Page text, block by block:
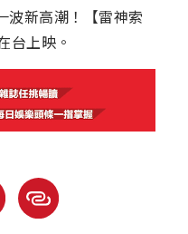
波新高潮！【雷神索
台上映。